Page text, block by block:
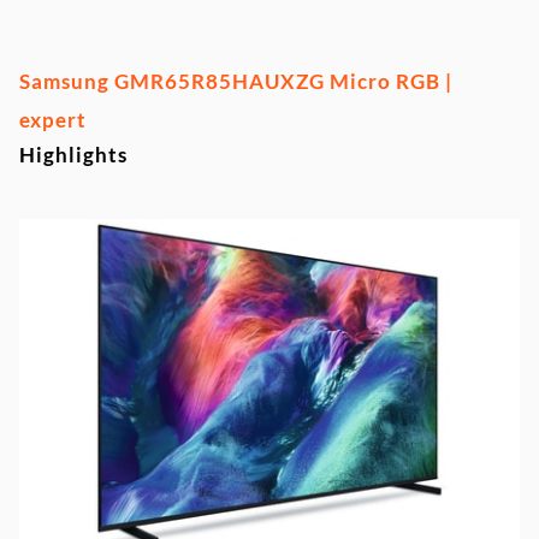
Samsung GMR65R85HAUXZG Micro RGB |
expert
Highlights